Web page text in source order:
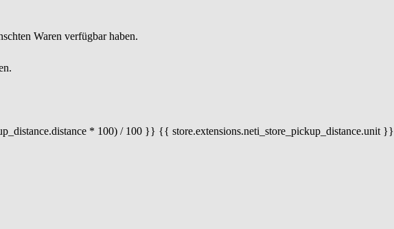
Waren verfügbar haben.
* 100) / 100 }} {{ store.extensions.neti_store_pickup_distance.unit }}